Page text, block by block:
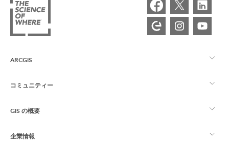
ARCGIS
ArcGIS の概要
マッピング
コミュニティー
Esri Community
ArcGIS ブログ
GIS の概要
GIS とは
企業情報